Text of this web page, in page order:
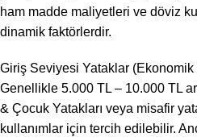
ham madde maliyetleri ve döviz
dinamik faktörlerdir.
Giriş Seviyesi Yataklar (Ekonomik
Genellikle 5.000 TL – 10.000 TL
& Çocuk Yatakları veya misafir
kullanımlar için tercih edilebilir.